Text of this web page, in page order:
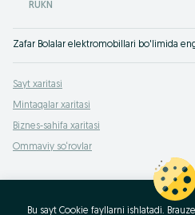
RUKN
Sayt xaritasi
Mintaqalar xaritasi
Biznes-sahifa xaritasi
Ommaviy so‘rovlar
Bu sayt Cookie fayllarni ishlatadi.